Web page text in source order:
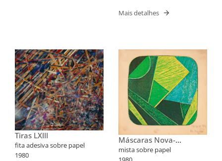
Mais detalhes
Tiras LXIII
fita adesiva sobre papel
1980
Máscaras Nova-
Iorquinas II
mista sobre papel